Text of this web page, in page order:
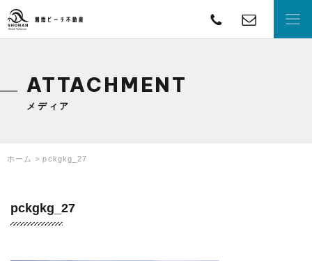
湘南ビーチ不動産
ATTACHMENT
メディア
ホーム pckgkg_27
pckgkg_27